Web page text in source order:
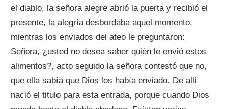
el diablo, la señora alegre abrió la puerta y recibió el
presente, la alegría desbordaba aquel momento,
mientras los enviados del ateo le preguntaron:
Señora, ¿usted no desea saber quién le envió estos
alimentos?, acto seguido la señora contestó que no,
que ella sabía que Dios los había enviado. De allí
nació el titulo para esta entrada, porque cuando Dios